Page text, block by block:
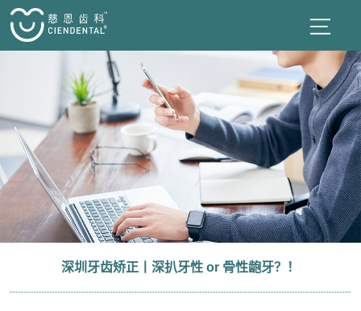
深圳牙齿矫正丨深扒牙性 or 骨性龅牙？！